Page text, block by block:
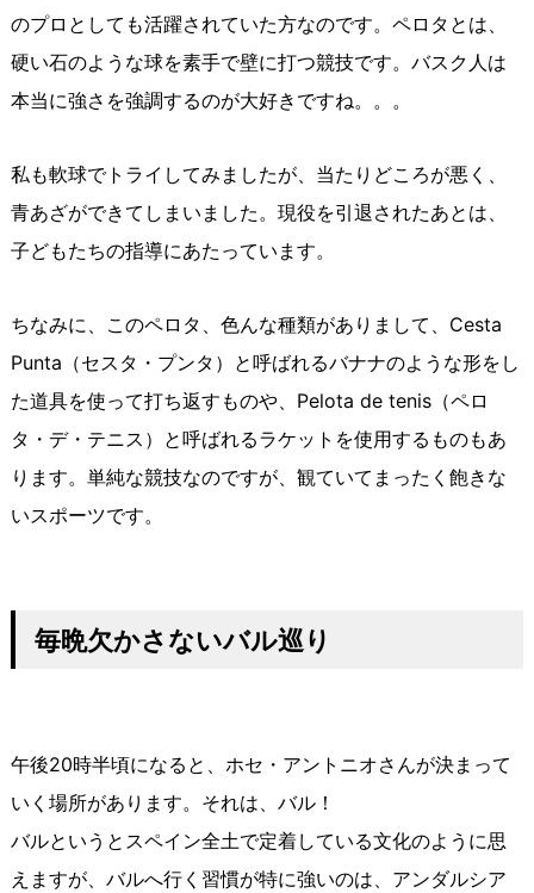
のプロとしても活躍されていた方なのです。ペロタとは、
硬い石のような球を素手で壁に打つ競技です。バスク人は
本当に強さを強調するのが大好きですね。。。
私も軟球でトライしてみましたが、当たりどころが悪く、
青あざができてしまいました。現役を引退されたあとは、
子どもたちの指導にあたっています。
ちなみに、このペロタ、色んな種類がありまして、Cesta
Punta（セスタ・プンタ）と呼ばれるバナナのような形をし
た道具を使って打ち返すものや、Pelota de tenis（ペロ
タ・デ・テニス）と呼ばれるラケットを使用するものもあ
ります。単純な競技なのですが、観ていてまったく飽きな
いスポーツです。
毎晩欠かさないバル巡り
午後20時半頃になると、ホセ・アントニオさんが決まって
いく場所があります。それは、バル！
バルというとスペイン全土で定着している文化のように思
えますが、バルへ行く習慣が特に強いのは、アンダルシア